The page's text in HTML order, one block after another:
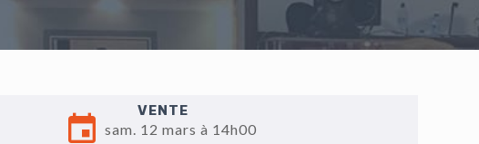
VENTE
sam. 12 mars à 14h00